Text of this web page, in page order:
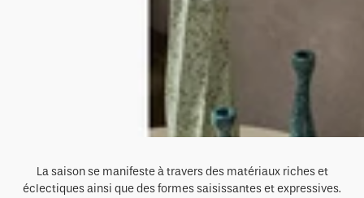
La saison se manifeste à travers des matériaux riches et
éclectiques ainsi que des formes saisissantes et expressives.